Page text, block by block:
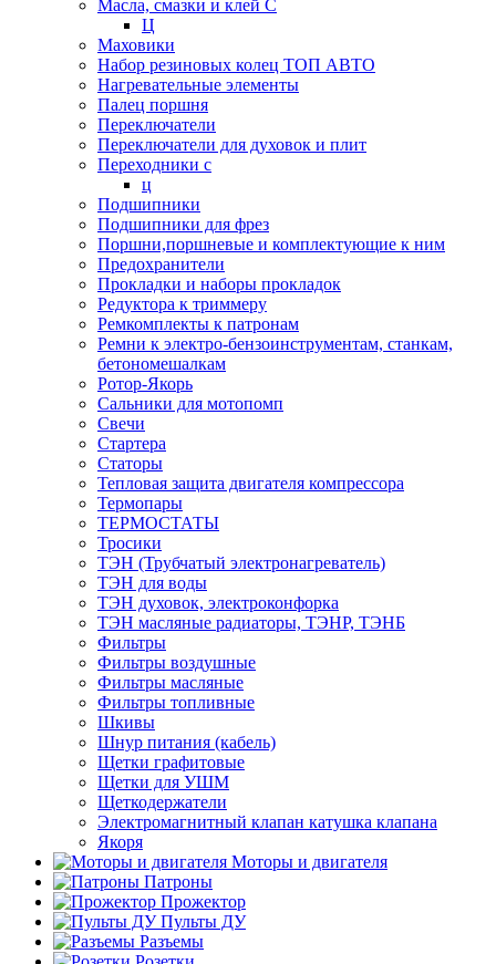
Масла, смазки и клей С
Ц
Маховики
Набор резиновых колец ТОП АВТО
Нагревательные элементы
Палец поршня
Переключатели
Переключатели для духовок и плит
Переходники с
ц
Подшипники
Подшипники для фрез
Поршни,поршневые и комплектующие к ним
Предохранители
Прокладки и наборы прокладок
Редуктора к триммеру
Ремкомплекты к патронам
Ремни к электро-бензоинструментам, станкам,
бетономешалкам
Ротор-Якорь
Сальники для мотопомп
Свечи
Стартера
Статоры
Тепловая защита двигателя компрессора
Термопары
ТЕРМОСТАТЫ
Тросики
ТЭН (Трубчатый электронагреватель)
ТЭН для воды
ТЭН духовок, электроконфорка
ТЭН масляные радиаторы, ТЭНР, ТЭНБ
Фильтры
Фильтры воздушные
Фильтры масляные
Фильтры топливные
Шкивы
Шнур питания (кабель)
Щетки графитовые
Щетки для УШМ
Щеткодержатели
Электромагнитный клапан катушка клапана
Якоря
Моторы и двигателя
Патроны
Прожектор
Пульты ДУ
Разъемы